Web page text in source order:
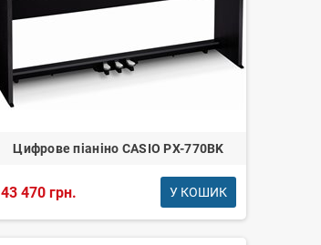
Цифрове піаніно CASIO PX-770BK
43 470 грн. У КОШИК